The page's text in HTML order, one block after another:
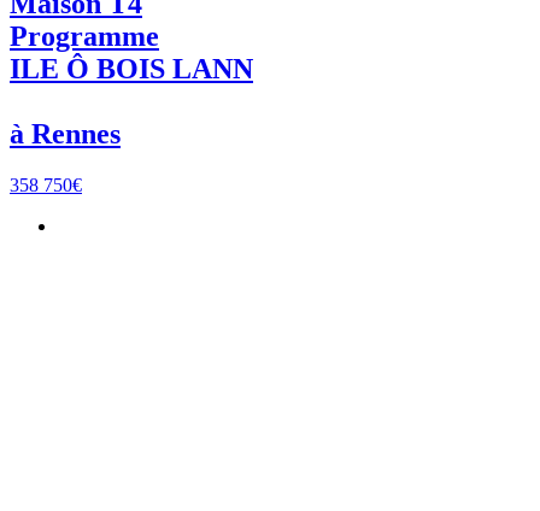
Programme
ILE Ô BOIS LANN
à Rennes
358 750€